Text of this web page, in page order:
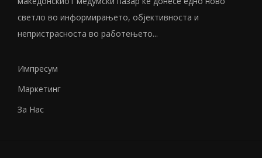
светло во информирањето, објективноста и
непристрасноста во работењето...
Импресум
Маркетинг
За Нас